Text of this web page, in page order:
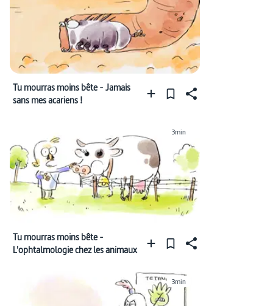
Tu mourras moins bête - Jamais
sans mes acariens !
3min
Tu mourras moins bête -
L'ophtalmologie chez les animaux
3min